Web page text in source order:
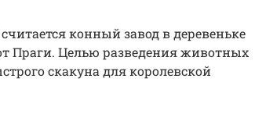
конный завод в деревеньке
Праги. Целью разведения животных
скакуна для королевской